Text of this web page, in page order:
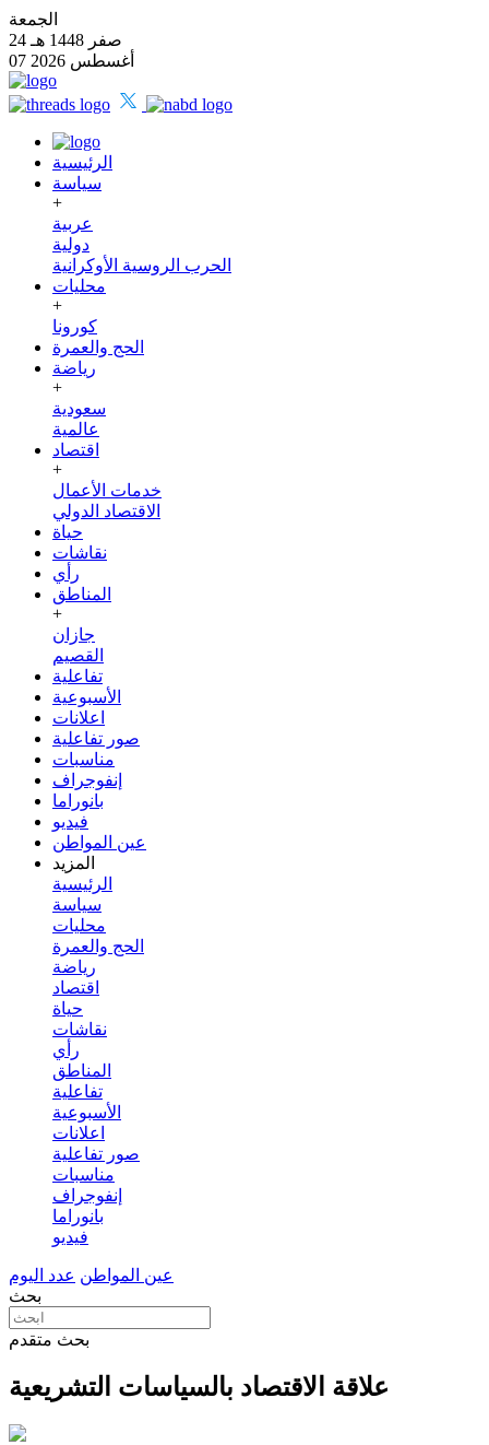
الجمعة
24 صفر 1448 هـ
07 أغسطس 2026
الرئيسية
سياسة
+
عربية
دولية
الحرب الروسية الأوكرانية
محليات
+
كورونا
الحج والعمرة
رياضة
+
سعودية
عالمية
اقتصاد
+
خدمات الأعمال
الاقتصاد الدولي
حياة
نقاشات
رأي
المناطق
+
جازان
القصيم
تفاعلية
الأسبوعية
اعلانات
صور تفاعلية
مناسبات
إنفوجراف
بانوراما
فيديو
عين المواطن
المزيد
الرئيسية
سياسة
محليات
الحج والعمرة
رياضة
اقتصاد
حياة
نقاشات
رأي
المناطق
تفاعلية
الأسبوعية
اعلانات
صور تفاعلية
مناسبات
إنفوجراف
بانوراما
فيديو
عين المواطن عدد اليوم
بحث
بحث متقدم
علاقة الاقتصاد بالسياسات التشريعية